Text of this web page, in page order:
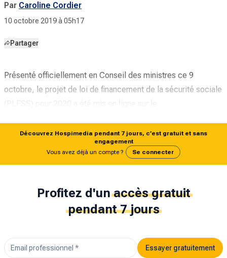
Par Caroline Cordier
10 octobre 2019 à 05h17
Partager
Présenté officiellement en Conseil des ministres ce 9
octobre, le projet de loi de financement de la sécurité sociale
Découvrez Hospimedia pendant 7 jours, c’est gratuit et sans
engagement
Vous avez déjà un compte ?
Se connecter
Profitez d'un accès gratuit
pendant 7 jours
Essayer gratuitement